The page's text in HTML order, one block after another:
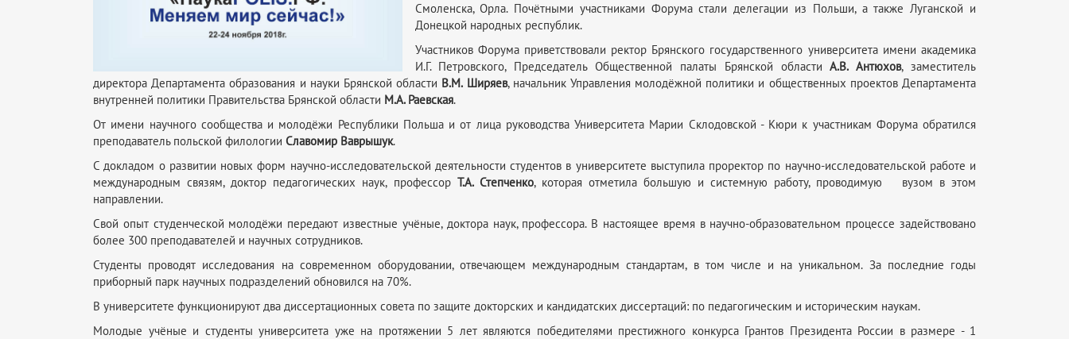
Смоленска, Орла. Почётными участниками Форума стали делегации из Польши, а также Луганской и
Донецкой народных республик.
Участников Форума приветствовали ректор Брянского государственного университета имени академика
И.Г. Петровского, Председатель Общественной палаты Брянской областиА.В. Антюхов, заместитель
директора Департамента образования и науки Брянской области В.М. Ширяев, начальник Управления молодёжной политики и общественных проектов Департамента
внутренней политики Правительства Брянской области М.А. Раевская.
От имени научного сообщества и молодёжи Республики Польша и от лица руководства Университета Марии Склодовской - Кюри к участникам Форума обратился
преподаватель польской филологии Славомир Ваврышук.
С докладом о развитии новых форм научно-исследовательской деятельности студентов в университете выступила проректор по научно-исследовательской работе и
международным связям, доктор педагогических наук, профессор Т.А. Степченко, которая отметила большую и системную работу, проводимую вузом в этом
направлении.
Свой опыт студенческой молодёжи передают известные учёные, доктора наук, профессора. В настоящее время в научно-образовательном процессе задействовано
более 300 преподавателей и научных сотрудников.
Студенты проводят исследования на современном оборудовании, отвечающем международным стандартам, в том числе и на уникальном. За последние годы
приборный парк научных подразделений обновился на 70%.
В университете функционируют два диссертационных совета по защите докторских и кандидатских диссертаций: по педагогическим и историческим наукам.
Молодые учёные и студенты университета уже на протяжении 5 лет являются победителями престижного конкурса Грантов Президента России в размере - 1